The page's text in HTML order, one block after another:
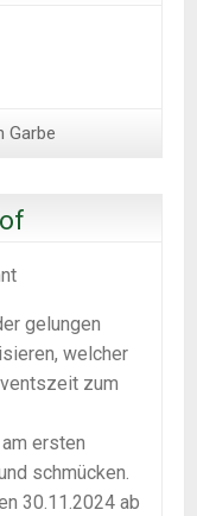
Garbe
gelungen
welcher
zum
ersten
schmücken.
30.11.2024 ab